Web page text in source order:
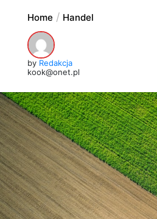
Home Handel
by Redakcja
kook@onet.pl